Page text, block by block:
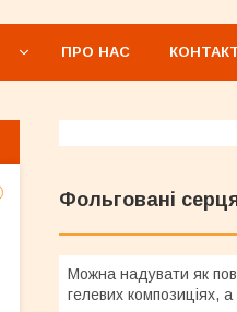
ПРО НАС
Фольговані
Можна надувати як
гелевих композиціях,